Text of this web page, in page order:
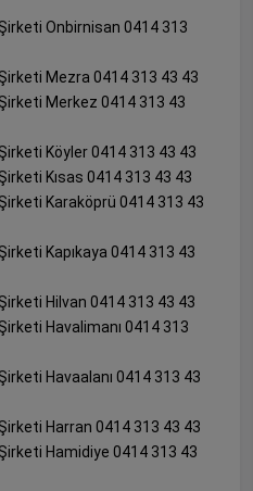
Onbirnisan 0414 313
Mezra 0414 313 43 43
Merkez 0414 313 43
Köyler 0414 313 43 43
Kısas 0414 313 43 43
Karaköprü 0414 313 43
Kapıkaya 0414 313 43
Hilvan 0414 313 43 43
Havalimanı 0414 313
Havaalanı 0414 313 43
Harran 0414 313 43 43
Hamidiye 0414 313 43